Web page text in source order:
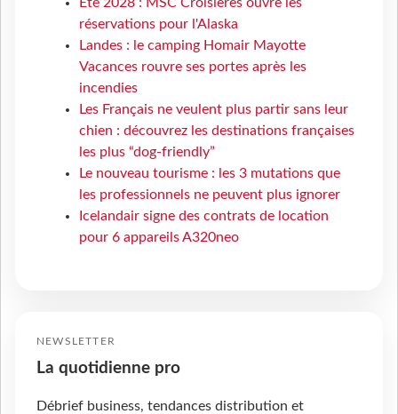
réservations pour l'Alaska
Landes : le camping Homair Mayotte
Vacances rouvre ses portes après les
incendies
Les Français ne veulent plus partir sans leur
chien : découvrez les destinations françaises
les plus “dog-friendly”
Le nouveau tourisme : les 3 mutations que
les professionnels ne peuvent plus ignorer
Icelandair signe des contrats de location
pour 6 appareils A320neo
NEWSLETTER
La quotidienne pro
Débrief business, tendances distribution et